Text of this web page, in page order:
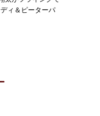
ィ＆ピーターパ